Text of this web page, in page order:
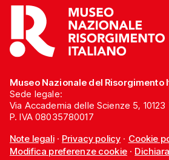
Museo Nazionale del Risorgimento
Sede legale:
Via Accademia delle Scienze 5, 10123
P. IVA 08035780017
Note legali· Privacy policy · Cookie
Modifica preferenze cookie·